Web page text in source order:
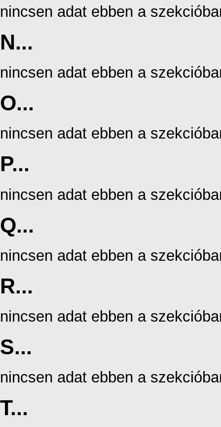
nincsen adat ebben a
N...
nincsen adat ebben a
O...
nincsen adat ebben a
P...
nincsen adat ebben a
Q...
nincsen adat ebben a
R...
nincsen adat ebben a
S...
nincsen adat ebben a
T...